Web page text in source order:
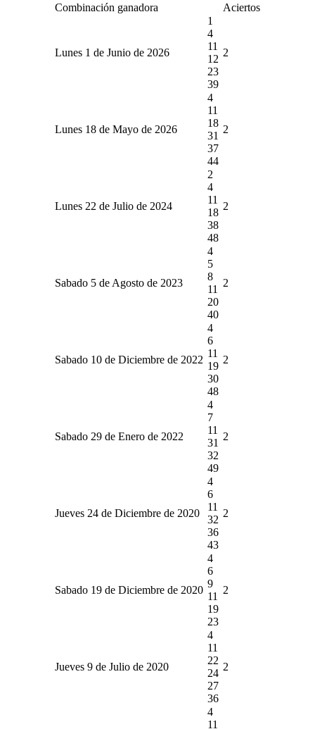
Combinación ganadora Aciertos
Lunes 1 de Junio de 2026
1
4
11
12
23
39
2
Lunes 18 de Mayo de 2026
4
11
18
31
37
44
2
Lunes 22 de Julio de 2024
2
4
11
18
38
48
2
Sabado 5 de Agosto de 2023
4
5
8
11
20
40
2
Sabado 10 de Diciembre de 2022
4
6
11
19
30
48
2
Sabado 29 de Enero de 2022
4
7
11
31
32
49
2
Jueves 24 de Diciembre de 2020
4
6
11
32
36
43
2
Sabado 19 de Diciembre de 2020
4
6
9
11
19
23
2
Jueves 9 de Julio de 2020
4
11
22
24
27
36
2
4
11